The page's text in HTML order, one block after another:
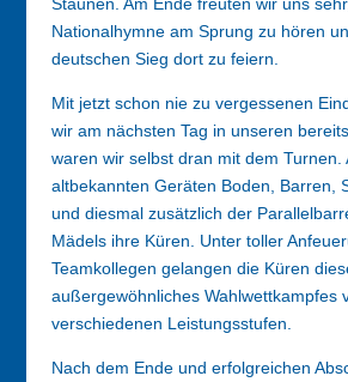
Nationalhymne am Sprung zu hören
deutschen Sieg dort zu feiern.
Mit jetzt schon nie zu vergessenen
wir am nächsten Tag in unseren
waren wir selbst dran mit dem Turnen.
altbekannten Geräten Boden, Barren,
und diesmal zusätzlich der
Mädels ihre Küren. Unter toller
Teamkollegen gelangen die Küren
außergewöhnliches Wahlwettkampfes
verschiedenen Leistungsstufen.
Nach dem Ende und erfolgreichen